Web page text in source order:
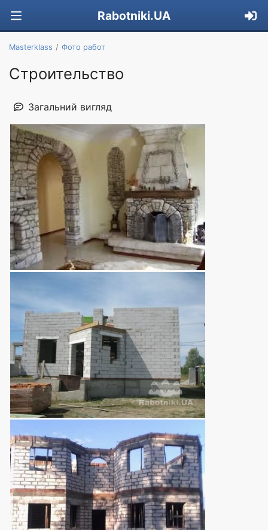
Rabotniki.UA
Masterklass Фото работ
Строительство
Загальний вигляд